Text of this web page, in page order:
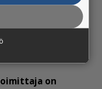
me­dia­lii­
on